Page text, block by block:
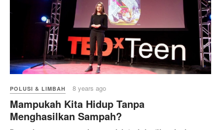
POLUSI & LIMBAH 8 years ago
Mampukah Kita Hidup Tanpa
Menghasilkan Sampah?